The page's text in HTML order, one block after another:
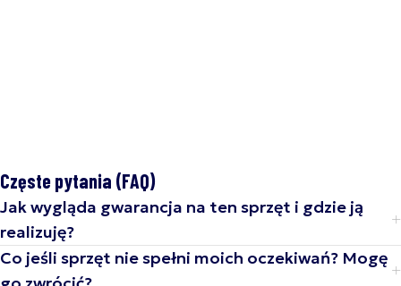
Częste pytania (FAQ)
Jak wygląda gwarancja na ten sprzęt i gdzie ją
realizuję?
Co jeśli sprzęt nie spełni moich oczekiwań? Mogę